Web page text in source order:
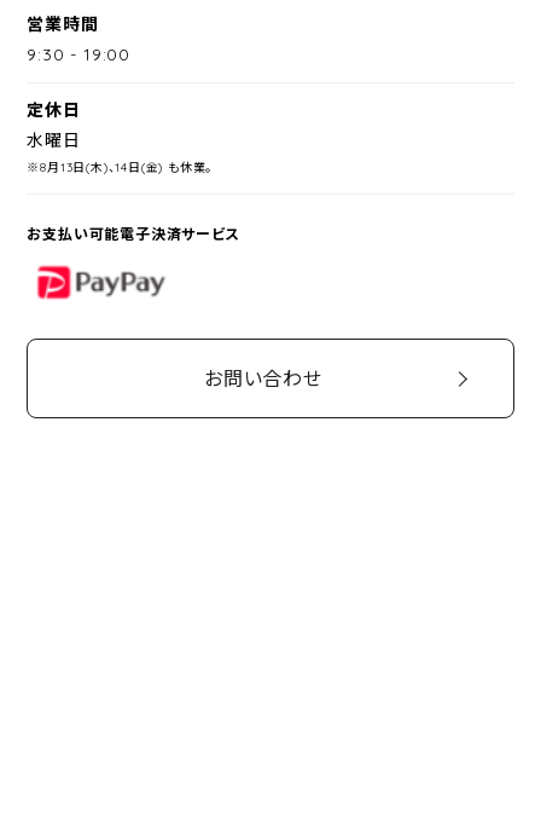
営業時間
9:30 -19:00
定休日
水曜日
※8月13日(木)、14日(金) も休業。
お支払い可能電子決済サービス
PayPay
お問い合わせ